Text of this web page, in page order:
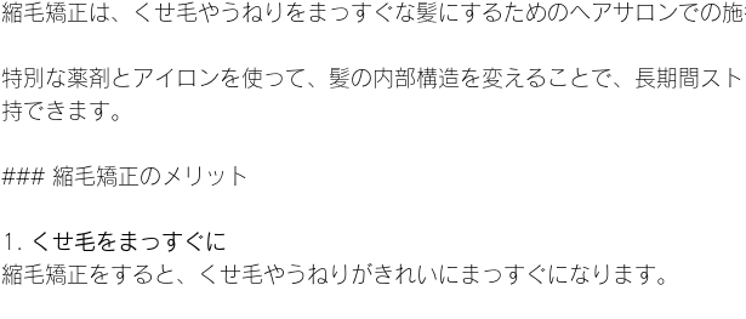
縮毛矯正は、くせ毛やうねりをまっすぐな髪にするためのヘアサロンでの
特別な薬剤とアイロンを使って、髪の内部構造を変えることで、長期間ス
持できます。
### 縮毛矯正のメリット
1.
くせ毛をまっすぐに
縮毛矯正をすると、くせ毛やうねりがきれいにまっすぐになります。